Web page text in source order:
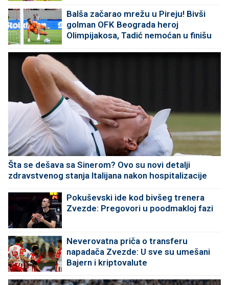
Balša začarao mrežu u Pireju! Bivši
golman OFK Beograda heroj
Olimpijakosa, Tadić nemoćan u finišu
Šta se dešava sa Sinerom? Ovo su novi detalji
zdravstvenog stanja Italijana nakon hospitalizacije
Pokuševski ide kod bivšeg trenera
Zvezde: Pregovori u poodmakloj fazi
Neverovatna priča o transferu
napadača Zvezde: U sve su umešani
Bajern i kriptovalute